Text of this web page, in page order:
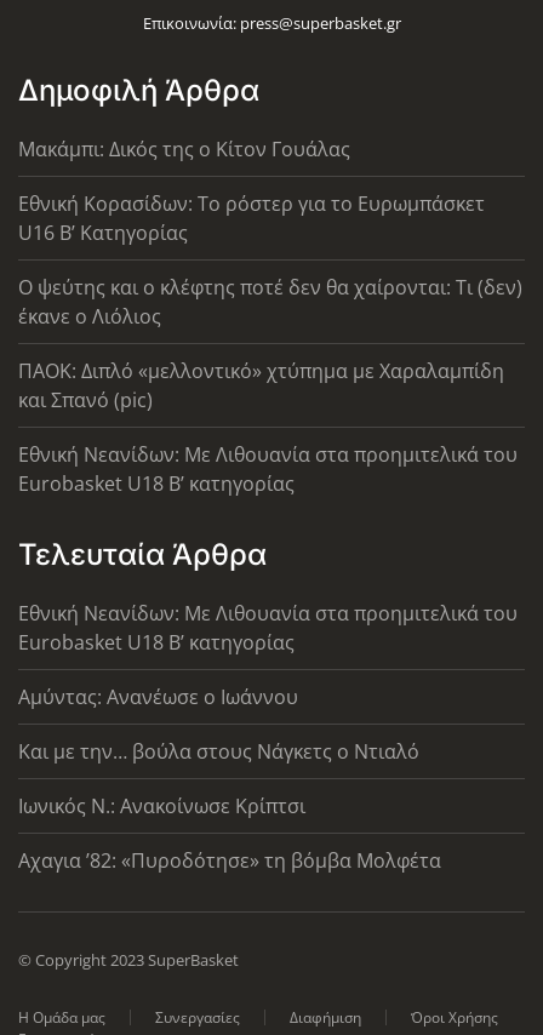
Επικοινωνία: press@superbasket.gr
Δημοφιλή Άρθρα
Μακάμπι: Δικός της ο Κίτον Γουάλας
Εθνική Κορασίδων: Το ρόστερ για το Ευρωμπάσκετ
U16 B’ Κατηγορίας
Ο ψεύτης και ο κλέφτης ποτέ δεν θα χαίρονται: Τι (δεν)
έκανε ο Λιόλιος
ΠΑΟΚ: Διπλό «μελλοντικό» χτύπημα με Χαραλαμπίδη
και Σπανό (pic)
Εθνική Νεανίδων: Με Λιθουανία στα προημιτελικά του
Eurobasket U18 Β’ κατηγορίας
Τελευταία Άρθρα
Εθνική Νεανίδων: Με Λιθουανία στα προημιτελικά του
Eurobasket U18 Β’ κατηγορίας
Αμύντας: Ανανέωσε ο Ιωάννου
Και με την… βούλα στους Νάγκετς ο Ντιαλό
Ιωνικός Ν.: Ανακοίνωσε Κρίπτσι
Αχαγια ’82: «Πυροδότησε» τη βόμβα Μολφέτα
© Copyright 2023 SuperBasket
Η Ομάδα μας Συνεργασίες Διαφήμιση
Όροι Χρήσης